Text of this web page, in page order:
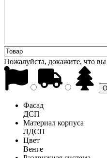
Пожалуйста, докажите, что
Фасад
ДСП
Материал корпуса
ЛДСП
Цвет
Венге